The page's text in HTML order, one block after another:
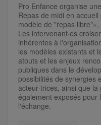
Pro Enfance organise
Repas de midi en
modèle de "repas
Les intervenant·es
inhérentes à
les modèles existants et
atouts et les enjeux
publiques dans le
possibilités de synergies
acteur·trices, ainsi que
également exposés pour
l'échange.